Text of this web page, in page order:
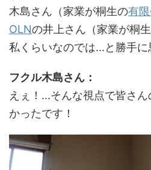
木島さん（家業が桐生の有
OLNの井上さん（家業が桐
私くらいなのでは...と勝手に
フクル木島さん：
えぇ！...そんな視点で皆さ
かったです！